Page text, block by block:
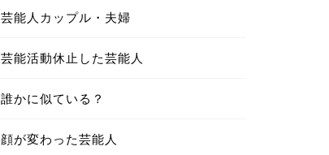
芸能人カップル・夫婦
芸能活動休止した芸能人
誰かに似ている？
顔が変わった芸能人